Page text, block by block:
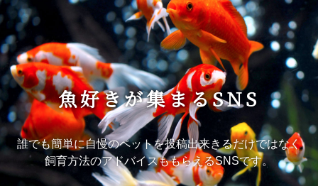
魚好きが集まるSNS
誰でも簡単に自慢のペットを投稿出来きるだけではなく
飼育方法のアドバイスももらえるSNSです。